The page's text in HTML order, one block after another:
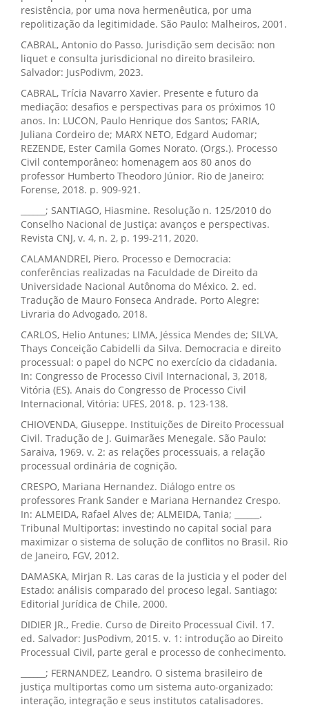
resistência, por uma nova hermenêutica, por uma
repolitização da legitimidade. São Paulo: Malheiros, 2001.
CABRAL, Antonio do Passo. Jurisdição sem decisão: non
liquet e consulta jurisdicional no direito brasileiro.
Salvador: JusPodivm, 2023.
CABRAL, Trícia Navarro Xavier. Presente e futuro da
mediação: desafios e perspectivas para os próximos 10
anos. In: LUCON, Paulo Henrique dos Santos; FARIA,
Juliana Cordeiro de; MARX NETO, Edgard Audomar;
REZENDE, Ester Camila Gomes Norato. (Orgs.). Processo
Civil contemporâneo: homenagem aos 80 anos do
professor Humberto Theodoro Júnior. Rio de Janeiro:
Forense, 2018. p. 909-921.
______; SANTIAGO, Hiasmine. Resolução n. 125/2010 do
Conselho Nacional de Justiça: avanços e perspectivas.
Revista CNJ, v. 4, n. 2, p. 199-211, 2020.
CALAMANDREI, Piero. Processo e Democracia:
conferências realizadas na Faculdade de Direito da
Universidade Nacional Autônoma do México. 2. ed.
Tradução de Mauro Fonseca Andrade. Porto Alegre:
Livraria do Advogado, 2018.
CARLOS, Helio Antunes; LIMA, Jéssica Mendes de; SILVA,
Thays Conceição Cabidelli da Silva. Democracia e direito
processual: o papel do NCPC no exercício da cidadania.
In: Congresso de Processo Civil Internacional, 3, 2018,
Vitória (ES). Anais do Congresso de Processo Civil
Internacional, Vitória: UFES, 2018. p. 123-138.
CHIOVENDA, Giuseppe. Instituições de Direito Processual
Civil. Tradução de J. Guimarães Menegale. São Paulo:
Saraiva, 1969. v. 2: as relações processuais, a relação
processual ordinária de cognição.
CRESPO, Mariana Hernandez. Diálogo entre os
professores Frank Sander e Mariana Hernandez Crespo.
In: ALMEIDA, Rafael Alves de; ALMEIDA, Tania; ______.
Tribunal Multiportas: investindo no capital social para
maximizar o sistema de solução de conflitos no Brasil. Rio
de Janeiro, FGV, 2012.
DAMASKA, Mirjan R. Las caras de la justicia y el poder del
Estado: análisis comparado del proceso legal. Santiago:
Editorial Jurídica de Chile, 2000.
DIDIER JR., Fredie. Curso de Direito Processual Civil. 17.
ed. Salvador: JusPodivm, 2015. v. 1: introdução ao Direito
Processual Civil, parte geral e processo de conhecimento.
______; FERNANDEZ, Leandro. O sistema brasileiro de
justiça multiportas como um sistema auto-organizado:
interação, integração e seus institutos catalisadores.